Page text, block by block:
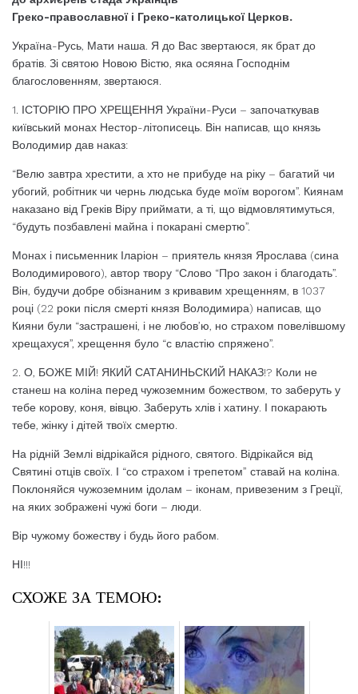
Греко-православної і Греко-католицької Церков.
Україна-Русь, Мати наша. Я до Вас звертаюся, як брат до
братів. Зі святою Новою Вістю, яка осяяна Господнім
благословенням, звертаюся.
1. ІСТОРІЮ ПРО ХРЕЩЕННЯ України-Руси – започаткував
київський монах Нестор-літописець. Він написав, що князь
Володимир дав наказ:
“Велю завтра хрестити, а хто не прибуде на ріку – багатий чи
убогий, робітник чи чернь людська буде моїм ворогом”. Киянам
наказано від Греків Віру приймати, а ті, що відмовлятимуться,
“будуть позбавлені майна і покарані смертю”.
Монах і письменник Іларіон – приятель князя Ярослава (сина
Володимирового), автор твору “Слово “Про закон і благодать”.
Він, будучи добре обізнаним з кривавим хрещенням, в 1037
році (22 роки після смерті князя Володимира) написав, що
Кияни були “застрашені, і не любов’ю, но страхом повелівшому
хрещахуся”, хрещення було “с властію спряжено”.
2. О, БОЖЕ МІЙ! ЯКИЙ САТАНИНЬСКИЙ НАКАЗ!? Коли не
станеш на коліна перед чужоземним божеством, то заберуть у
тебе корову, коня, вівцю. Заберуть хлів і хатину. І покарають
тебе, жінку і дітей твоїх смертю.
На рідній Землі відрікайся рідного, святого. Відрікайся від
Святині отців своїх. І “со страхом і трепетом” ставай на коліна.
Поклоняйся чужоземним ідолам – іконам, привезеним з Греції,
на яких зображені чужі боги – люди.
Вір чужому божеству і будь його рабом.
НІ!!!
СХОЖЕ ЗА ТЕМОЮ: